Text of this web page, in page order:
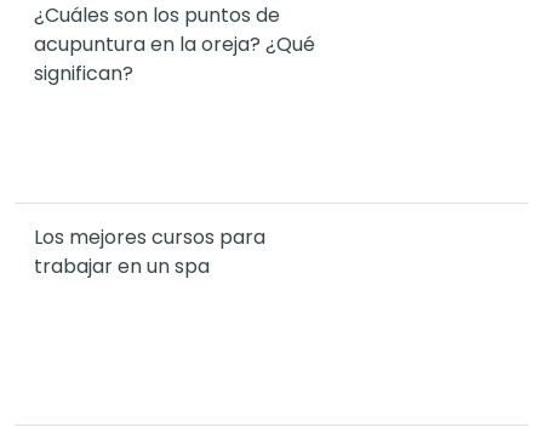
¿Cuáles son los puntos de
acupuntura en la oreja? ¿Qué
significan?
Los mejores cursos para
trabajar en un spa